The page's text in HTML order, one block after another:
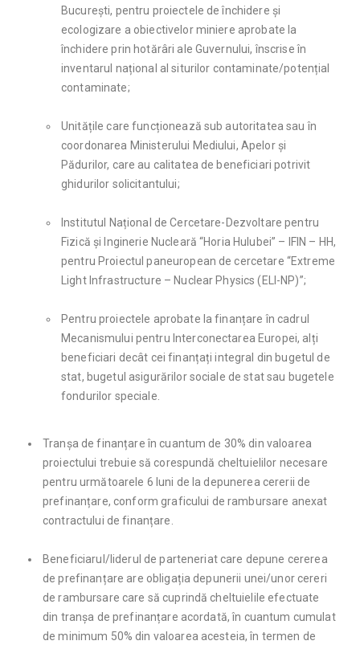
București, pentru proiectele de închidere și
ecologizare a obiectivelor miniere aprobate la
închidere prin hotărâri ale Guvernului, înscrise în
inventarul național al siturilor contaminate/potențial
contaminate;
Unitățile care funcționează sub autoritatea sau în
coordonarea Ministerului Mediului, Apelor și
Pădurilor, care au calitatea de beneficiari potrivit
ghidurilor solicitantului;
Institutul Național de Cercetare-Dezvoltare pentru
Fizică și Inginerie Nucleară “Horia Hulubei” – IFIN – HH,
pentru Proiectul paneuropean de cercetare “Extreme
Light Infrastructure – Nuclear Physics (ELI-NP)”;
Pentru proiectele aprobate la finanțare în cadrul
Mecanismului pentru Interconectarea Europei, alți
beneficiari decât cei finanțați integral din bugetul de
stat, bugetul asigurărilor sociale de stat sau bugetele
fondurilor speciale.
Tranșa de finanțare în cuantum de 30% din valoarea
proiectului trebuie să corespundă cheltuielilor necesare
pentru următoarele 6 luni de la depunerea cererii de
prefinanțare, conform graficului de rambursare anexat
contractului de finanțare.
Beneficiarul/liderul de parteneriat care depune cererea
de prefinanțare are obligația depunerii unei/unor cereri
de rambursare care să cuprindă cheltuielile efectuate
din tranșa de prefinanțare acordată, în cuantum cumulat
de minimum 50% din valoarea acesteia, în termen de